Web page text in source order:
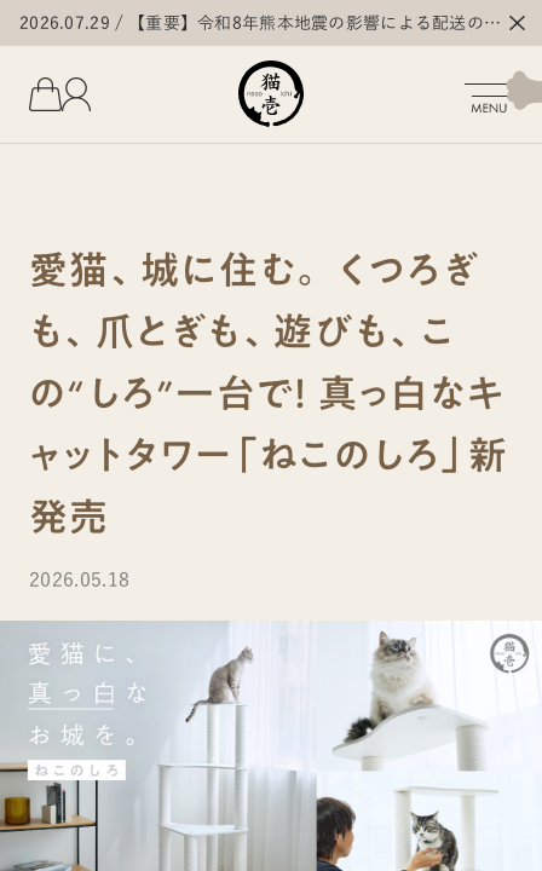
2026.07.29
【重要】令和8年熊本地震の影響による配送の遅
延・停止について
愛猫、城に住む。 くつろぎ
も、爪とぎも、遊びも、こ
の“しろ”一台で！ 真っ白なキ
ャットタワー「ねこのしろ」新
発売
2026.05.18